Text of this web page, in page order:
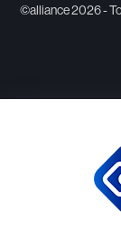
©alliance 2026 -